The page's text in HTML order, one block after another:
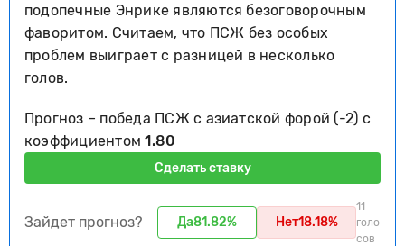
подопечные Энрике являются безоговорочным
фаворитом. Считаем, что ПСЖ без особых
проблем выиграет с разницей в несколько
голов.
Прогноз – победа ПСЖ с азиатской форой (-2) с
коэффициентом1.80
Сделать ставку
Зайдет прогноз? Да81.82% Нет18.18%
11
голо
сов